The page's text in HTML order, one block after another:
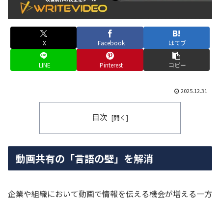
X Facebook はてブ
LINE Pinterest コピー
2025.12.31
目次
動画共有の「言語の壁」を解消
企業や組織において動画で情報を伝える機会が増える一方